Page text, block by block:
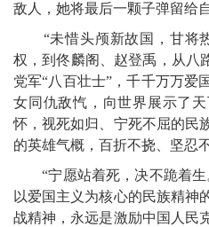
敌人，她将最后一颗子弹留
“未惜头颅新故国，甘将
权，到佟麟阁、赵登禹，从八
党军“八百壮士”，千千万万爱
女同仇敌忾，向世界展示了
怀，视死如归、宁死不屈的民
的英雄气概，百折不挠、坚忍
“宁愿站着死，决不跪着生
以爱国主义为核心的民族精神
战精神，永远是激励中国人民